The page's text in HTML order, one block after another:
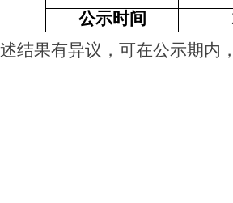
公示时间
结果有异议，可在公示期内